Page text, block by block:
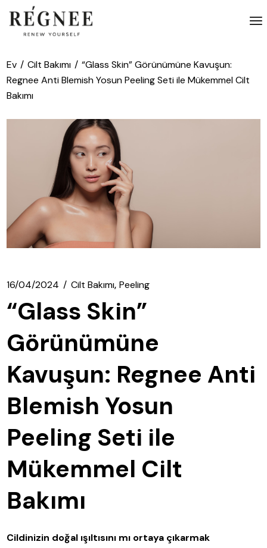
atla
Ev Cilt Bakımı
“Glass Skin” Görünümüne Kavuşun:
Regnee Anti Blemish Yosun Peeling Seti ile Mükemmel Cilt
Bakımı
16/04/2024 Cilt Bakımı Peeling
“Glass Skin”
Görünümüne
Kavuşun: Regnee Anti
Blemish Yosun
Peeling Seti ile
Mükemmel Cilt
Bakımı
Cildinizin doğal ışıltısını mı ortaya çıkarmak